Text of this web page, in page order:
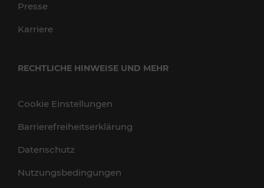
Presse
Karriere
RECHTLICHE HINWEISE UND MEHR
Cookie Einstellungen
Barrierefreiheitserklärung
Datenschutz
Nutzungsbedingungen